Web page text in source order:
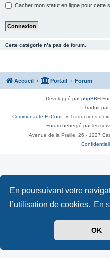
En poursuivant votre
l’utilisation de cookies. En
OK
Cacher mon statut en ligne pour cette
Cette catégorie n’a pas de forum.
Accueil Portail Forum
Développé parphpBB®
Traduit par
Communauté EzCom : « Traductions
Forum hébergé par les
Avenue de la Praille, 26 - 1227